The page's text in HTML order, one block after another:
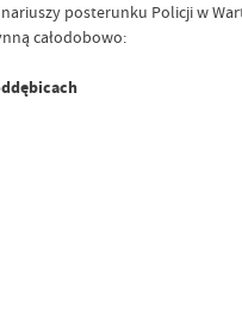
posterunku Policji w
całodobowo: